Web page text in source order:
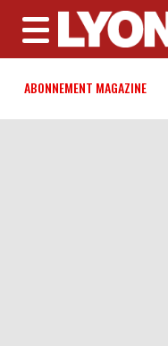
MENU
ABONNEMENT MAGAZINE